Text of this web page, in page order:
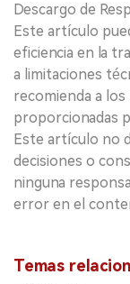
Descargo de
Este artículo
eficiencia en la
a limitaciones
recomienda a
proporcionadas
Este artículo no
decisiones o
ninguna
error en el
Temas